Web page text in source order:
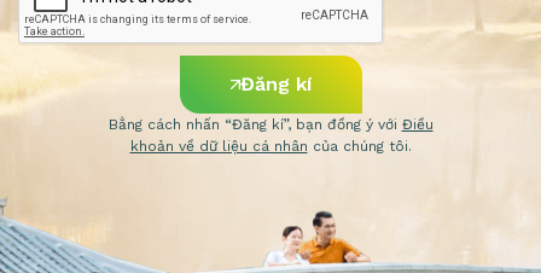
Bằng cách nhấn “Đăng kí”, bạn đồng ý với Điều
khoản về dữ liệu cá nhân của chúng tôi.
Đăng kí